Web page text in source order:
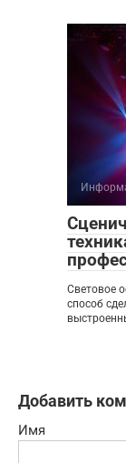
Световое
способ
Добавить
Имя